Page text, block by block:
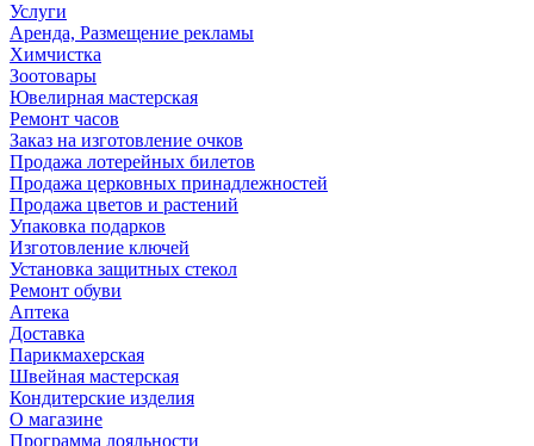
Услуги
Аренда, Размещение рекламы
Химчистка
Зоотовары
Ювелирная мастерская
Ремонт часов
Заказ на изготовление очков
Продажа лотерейных билетов
Продажа церковных принадлежностей
Продажа цветов и растений
Упаковка подарков
Изготовление ключей
Установка защитных стекол
Ремонт обуви
Аптека
Доставка
Парикмахерская
Швейная мастерская
Кондитерские изделия
О магазине
Программа лояльности